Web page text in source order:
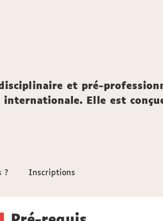
et pré-
Elle est
?
? Inscriptions
Inscriptions